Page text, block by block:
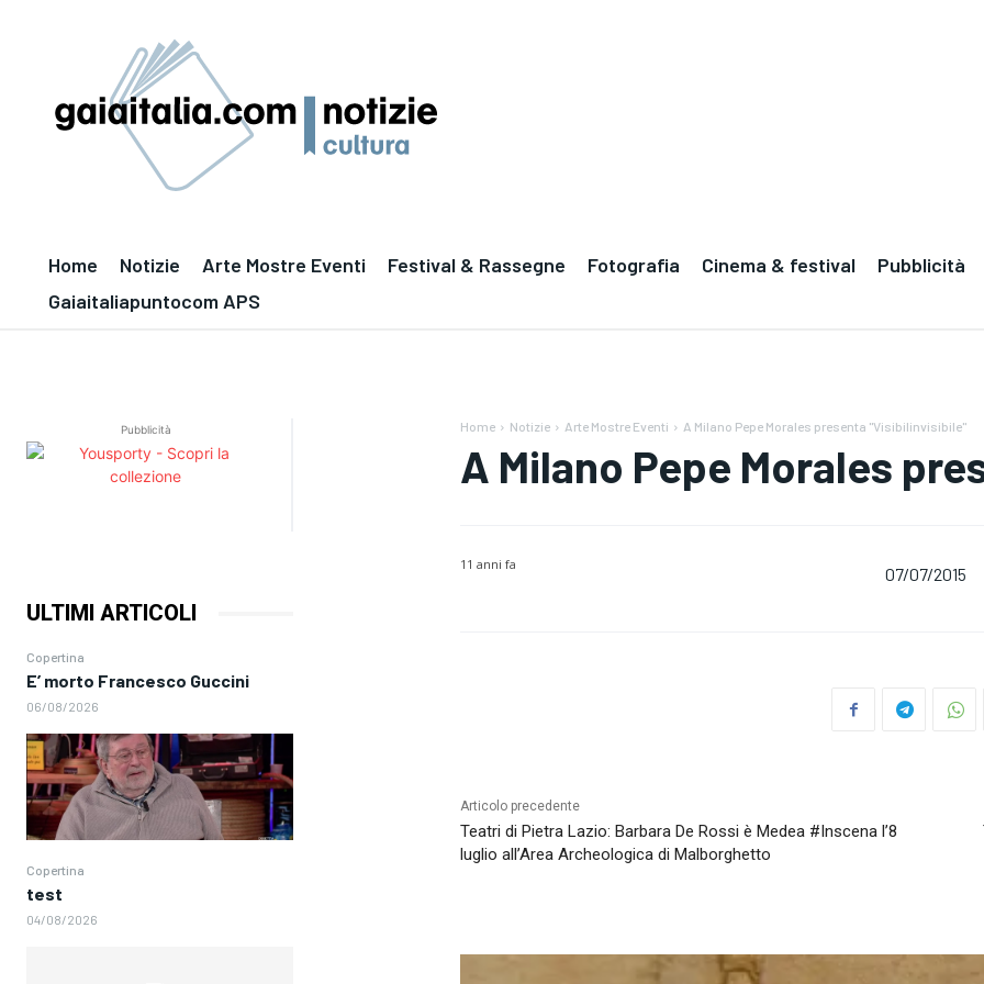
Home Notizie Arte Mostre Eventi Festival & Rassegne Fotografia Cinema & festival
Pubblicità
Gaiaitaliapuntocom APS
Pubblicità
ULTIMI ARTICOLI
Copertina
E’ morto Francesco Guccini
06/08/2026
Copertina
test
04/08/2026
Home Notizie Arte Mostre Eventi A Milano Pepe Morales presenta "Visibilinvisibile"
A Milano Pepe Morales
11 anni fa
07/07/2015
Articolo precedente
Teatri di Pietra Lazio: Barbara De Rossi è Medea #Inscena l’8
luglio all’Area Archeologica di Malborghetto